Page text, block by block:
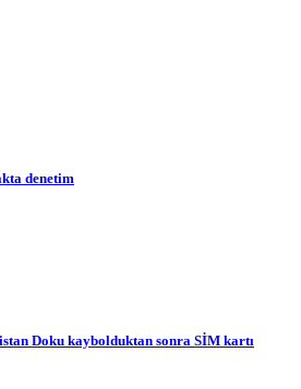
denetim
Doku kaybolduktan sonra SİM kartı